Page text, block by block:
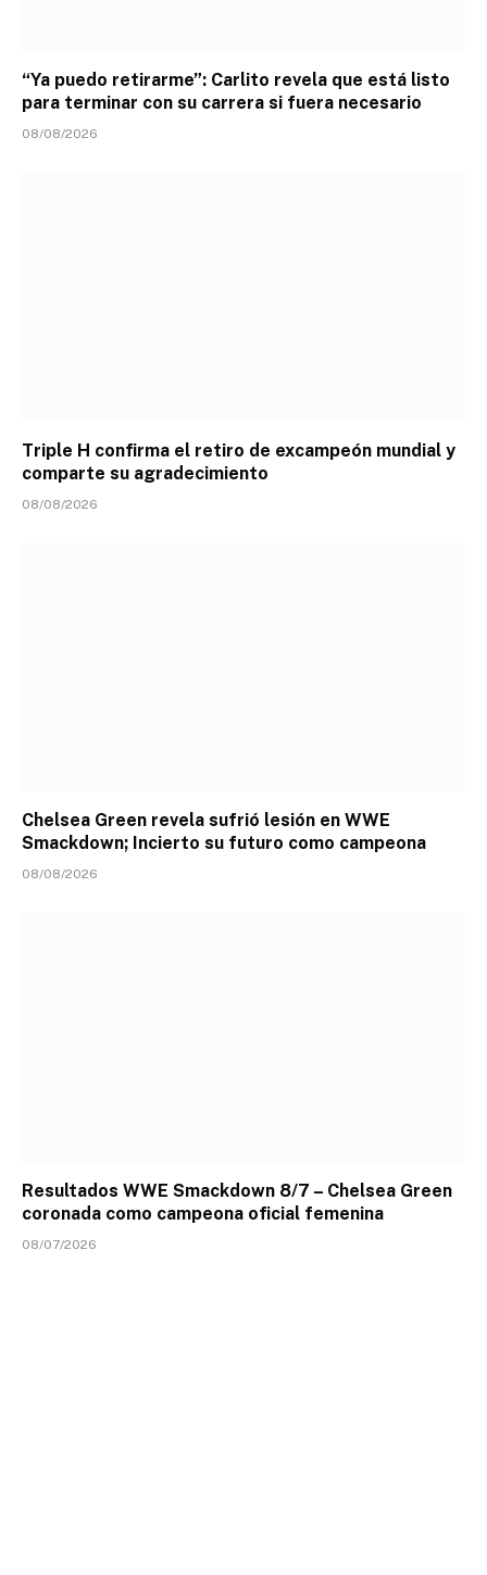
“Ya puedo retirarme”: Carlito revela que está listo
para terminar con su carrera si fuera necesario
08/08/2026
Triple H confirma el retiro de excampeón mundial y
comparte su agradecimiento
08/08/2026
Chelsea Green revela sufrió lesión en WWE
Smackdown; Incierto su futuro como campeona
08/08/2026
Resultados WWE Smackdown 8/7 – Chelsea Green
coronada como campeona oficial femenina
08/07/2026